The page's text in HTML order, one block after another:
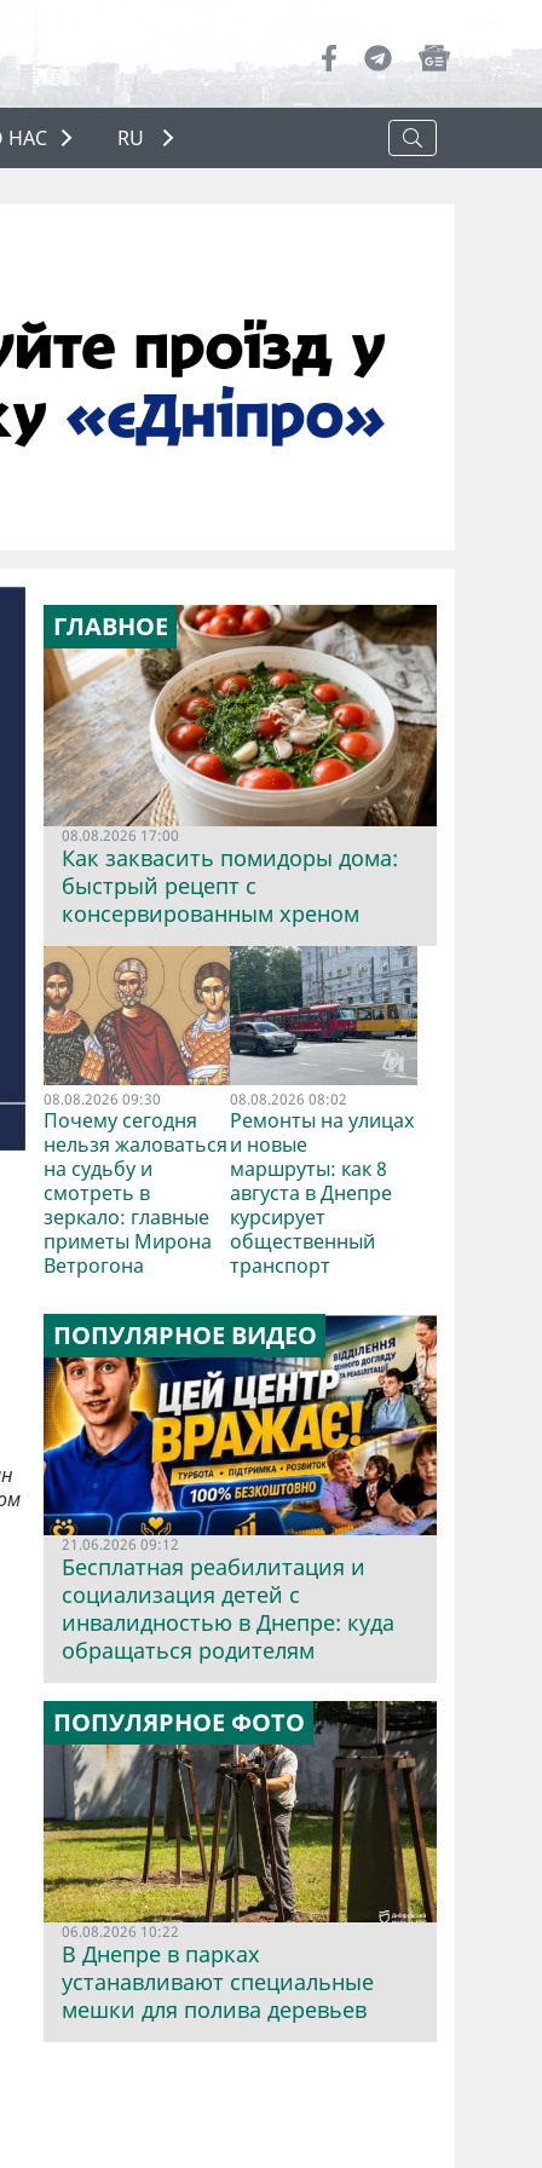
НАС
О НАС
RU
ГЛАВНОЕ
08.08.2026 17:00
Как заквасить помидоры дома:
быстрый рецепт с
консервированным хреном
08.08.2026 09:30
Почему сегодня
нельзя жаловаться
на судьбу и
смотреть в
зеркало: главные
приметы Мирона
Ветрогона
08.08.2026 08:02
Ремонты на улицах
и новые
маршруты: как 8
августа в Днепре
курсирует
общественный
транспорт
ПОПУЛЯРНОЕ ВИДЕО
21.06.2026 09:12
Бесплатная реабилитация и
социализация детей с
инвалидностью в Днепре: куда
обращаться родителям
ПОПУЛЯРНОЕ ФОТО
06.08.2026 10:22
В Днепре в парках
устанавливают специальные
мешки для полива деревьев